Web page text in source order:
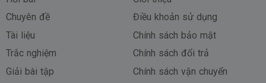
Chuyên đề
Tài liệu
Trắc nghiệm
Giải bài tập
Điều khoản sử dụng
Chính sách bảo mật
Chính sách đổi trả
Chính sách vận chuyển